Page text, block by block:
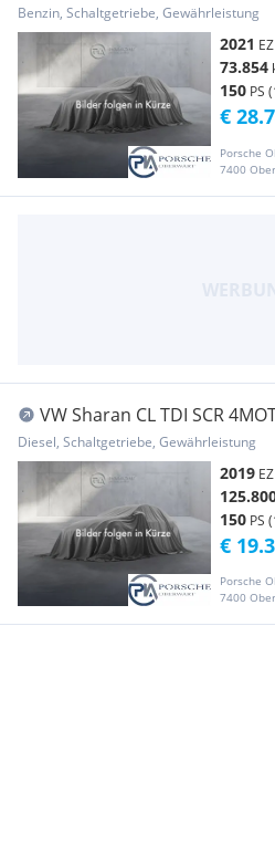
Benzin, Schaltgetriebe, Gewährleistung
2021 EZ
73.854
150 PS
Porsche
7400
€
VW Sharan CL TDI SCR
Diesel, Schaltgetriebe, Gewährleistung
2019 EZ
150 PS
Porsche
7400
€